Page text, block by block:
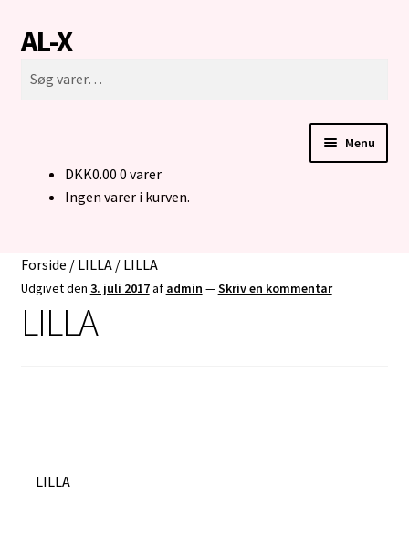
Spring
til
navigation
Spring
til
indhold
AL-X
efter:
Søg
Menu
BUKSER TIL MENNESKER I KØRESTOL
KONTAKT
DKK0.00 0 varer
Ingen varer i kurven.
Forside / LILLA/ LILLA
Udgivet den 3. juli 2017af admin —Skriv en kommentar
LILLA
Indlægsnavigation
Forrige
LILLA